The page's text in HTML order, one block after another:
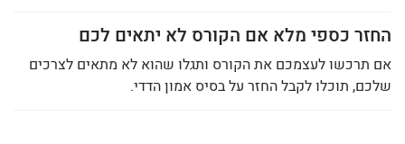
החזר כספי מלא אם הקורס לא יתאים לכם
אם תרכשו לעצמכם את הקורס ותגלו שהוא לא מתאים לצרכים
שלכם, תוכלו לקבל החזר על בסיס אמון הדדי.